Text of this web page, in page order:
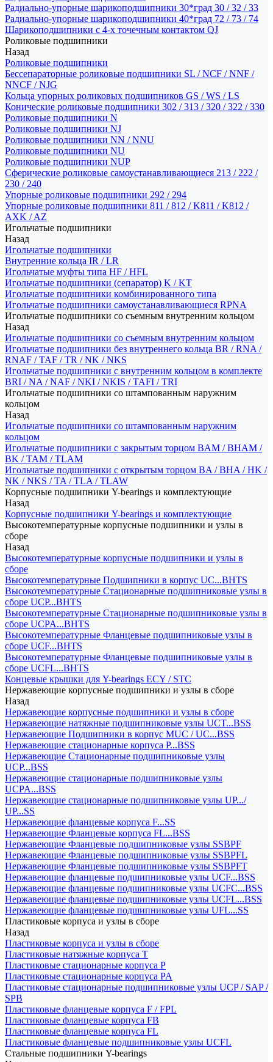
Радиально-упорные шарикоподшипники 30*град 30 / 32 / 33
Радиально-упорные шарикоподшипники 40*град 72 / 73 / 74
Шарикоподшипники с 4-х точечным контактом QJ
Роликовые подшипники
Назад
Роликовые подшипники
Бессепараторные роликовые подшипники SL / NCF / NNF /
NNCF / NJG
Кольца упорных роликовых подшипников GS / WS / LS
Конические роликовые подшипники 302 / 313 / 320 / 322 / 330
Роликовые подшипники N
Роликовые подшипники NJ
Роликовые подшипники NN / NNU
Роликовые подшипники NU
Роликовые подшипники NUP
Сферические роликовые самоустанавливающиеся 213 / 222 /
230 / 240
Упорные роликовые подшипники 292 / 294
Упорные роликовые подшипники 811 / 812 / K811 / K812 /
AXK / AZ
Игольчатые подшипники
Назад
Игольчатые подшипники
Внутренние кольца IR / LR
Игольчатые муфты типа HF / HFL
Игольчатые подшипники (сепаратор) K / KT
Игольчатые подшипники комбинированного типа
Игольчатые подшипники самоустанавливающиеся RPNA
Игольчатые подшипники со съемным внутренним кольцом
Назад
Игольчатые подшипники со съемным внутренним кольцом
Игольчатые подшипники без внутреннего кольца BR / RNA /
RNAF / TAF / TR / NK / NKS
Игольчатые подшипники с внутренним кольцом в комплекте
BRI / NA / NAF / NKI / NKIS / TAFI / TRI
Игольчатые подшипники со штампованным наружним
кольцом
Назад
Игольчатые подшипники со штампованным наружним
кольцом
Игольчатые подшипники с закрытым торцом BAM / BHAM /
BK / TAM / TLAM
Игольчатые подшипники с открытым торцом BA / BHA / HK /
NK / NKS / TA / TLA / TLAW
Корпусные подшипники Y-bearings и комплектующие
Назад
Корпусные подшипники Y-bearings и комплектующие
Высокотемпературные корпусные подшипники и узлы в
сборе
Назад
Высокотемпературные корпусные подшипники и узлы в
сборе
Высокотемпературные Подшипники в корпус UC...BHTS
Высокотемпературные Стационарные подшипниковые узлы в
сборе UCP...BHTS
Высокотемпературные Стационарные подшипниковые узлы в
сборе UCPA...BHTS
Высокотемпературные Фланцевые подшипниковые узлы в
сборе UCF...BHTS
Высокотемпературные Фланцевые подшипниковые узлы в
сборе UCFL...BHTS
Концевые крышки для Y-bearings ECY / STC
Нержавеющие корпусные подшипники и узлы в сборе
Назад
Нержавеющие корпусные подшипники и узлы в сборе
Нержавеющие натяжные подшипниковые узлы UCT...BSS
Нержавеющие Подшипники в корпус MUC / UC...BSS
Нержавеющие стационарные корпуса P...BSS
Нержавеющие Стационарные подшипниковые узлы
UCP...BSS
Нержавеющие стационарные подшипниковые узлы
UCPA...BSS
Нержавеющие стационарные подшипниковые узлы UP.../
UP...SS
Нержавеющие фланцевые корпуса F...SS
Нержавеющие Фланцевые корпуса FL...BSS
Нержавеющие Фланцевые подшипниковые узлы SSBPF
Нержавеющие Фланцевые подшипниковые узлы SSBPFL
Нержавеющие Фланцевые подшипниковые узлы SSBPFT
Нержавеющие фланцевые подшипниковые узлы UCF...BSS
Нержавеющие фланцевые подшипниковые узлы UCFC...BSS
Нержавеющие фланцевые подшипниковые узлы UCFL...BSS
Нержавеющие фланцевые подшипниковые узлы UFL...SS
Пластиковые корпуса и узлы в сборе
Назад
Пластиковые корпуса и узлы в сборе
Пластиковые натяжные корпуса T
Пластиковые стационарные корпуса P
Пластиковые стационарные корпуса PA
Пластиковые стационарные подшипниковые узлы UCP / SAP /
SPB
Пластиковые фланцевые корпуса F / FPL
Пластиковые фланцевые корпуса FB
Пластиковые фланцевые корпуса FL
Пластиковые фланцевые подшипниковые узлы UCFL
Стальные подшипники Y-bearings